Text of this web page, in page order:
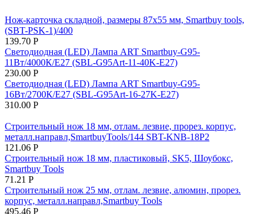
Нож-карточка складной, размеры 87х55 мм, Smartbuy tools,
(SBT-PSK-1)/400
139.70 Р
Светодиодная (LED) Лампа ART Smartbuy-G95-
11Вт/4000К/E27 (SBL-G95Art-11-40K-E27)
230.00 Р
Светодиодная (LED) Лампа ART Smartbuy-G95-
16Вт/2700К/E27 (SBL-G95Art-16-27K-E27)
310.00 Р
Строительный нож 18 мм, отлам. лезвие, прорез. корпус,
металл.направл,SmartbuyTools/144 SBT-KNB-18P2
121.06 Р
Строительный нож 18 мм, пластиковый, SK5, Шоубокс,
Smartbuy Tools
71.21 Р
Строительный нож 25 мм, отлам. лезвие, алюмин, прорез.
корпус, металл.направл,Smartbuy Tools
495.46 Р